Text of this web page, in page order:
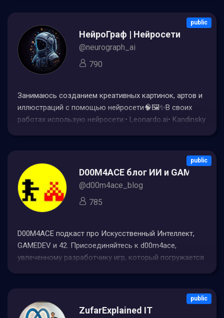
public
НейроГраф | Нейросети
@neurograph_ai
790
Занимаюсь созданием креативных картинок, артов и
иллюстраций с помощью нейросети🧠🖼️✨В своих
работах использую нейросети:• Leonardo.ai• Kandinsky
public
D00M4ACE блог ИИ и GAMEDEV
@d00m4ace_blog
785
D00M4ACE подкаст про Искусственный Интеллект,
GAMEDEV и 42. Присоединяйтесь к d00m4ace,
увлеченному разработчику игр, который погружается
public
ZufarExplained IT